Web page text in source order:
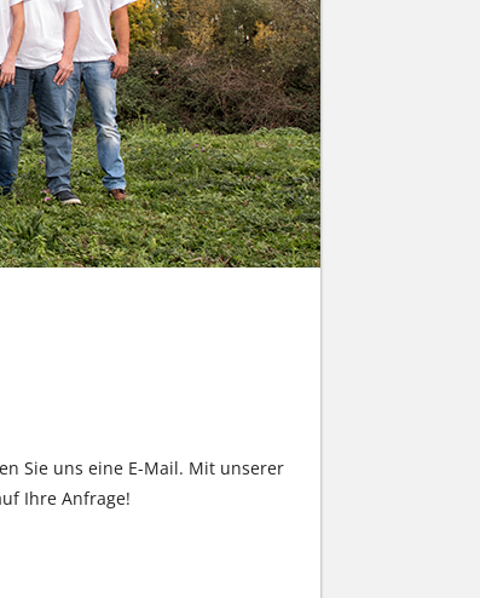
Sie uns eine E-Mail. Mit unserer
Ihre Anfrage!